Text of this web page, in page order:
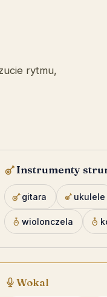
rytmu,
Instrumenty
gitara ukulele
wiolonczela
Wokal